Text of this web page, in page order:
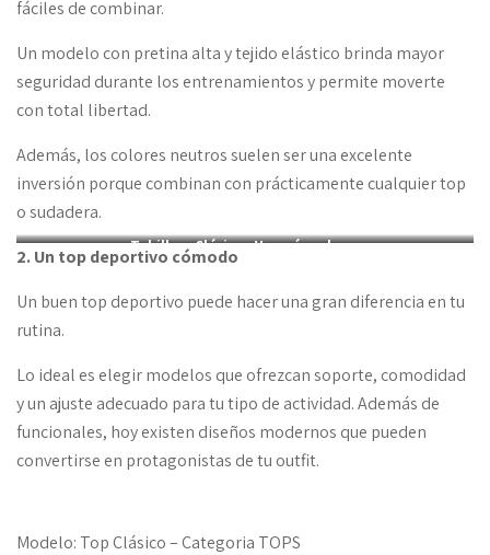
fáciles de combinar.
Un modelo con pretina alta y tejido elástico brinda mayor
seguridad durante los entrenamientos y permite moverte
con total libertad.
Además, los colores neutros suelen ser una excelente
inversión porque combinan con prácticamente cualquier top
o sudadera.
Tobillero Clásico :Ver más colores
2. Un top deportivo cómodo
Un buen top deportivo puede hacer una gran diferencia en tu
rutina.
Lo ideal es elegir modelos que ofrezcan soporte, comodidad
y un ajuste adecuado para tu tipo de actividad. Además de
funcionales, hoy existen diseños modernos que pueden
convertirse en protagonistas de tu outfit.
Modelo: Top Clásico – Categoria TOPS